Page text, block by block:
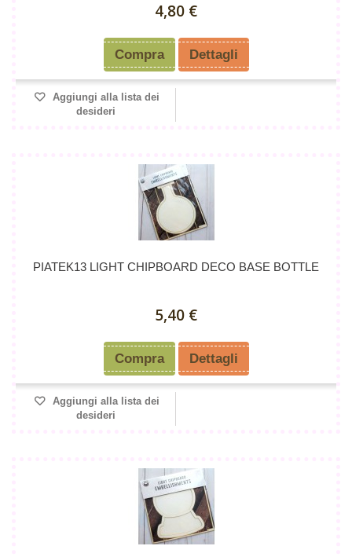
4,80 €
Compra Dettagli
Aggiungi alla lista dei
desideri
PIATEK13 LIGHT CHIPBOARD DECO BASE BOTTLE
5,40 €
Compra Dettagli
Aggiungi alla lista dei
desideri